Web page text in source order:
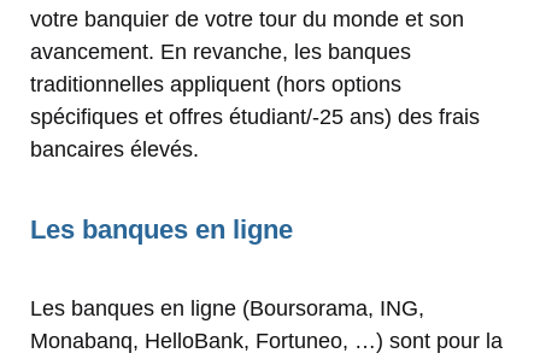
votre banquier de votre tour du monde et son
avancement. En revanche, les banques
traditionnelles appliquent (hors options
spécifiques et offres étudiant/-25 ans) des frais
bancaires élevés.
Les banques en ligne
Les banques en ligne (Boursorama, ING,
Monabanq, HelloBank, Fortuneo, …) sont pour la